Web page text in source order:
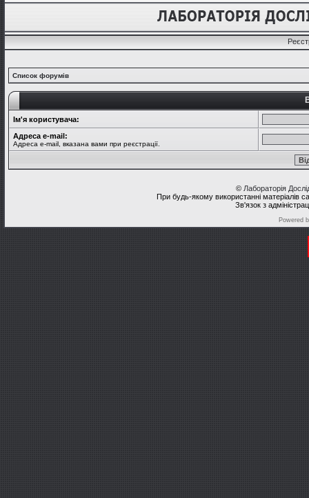
Список форумів
Ім'я користувача:
Адреса e-mail:
Адреса e-mail, вказана вами при реєстрації.
© Лабораторія
При будь-якому використанні матеріалів
Зв'язок з
Powered